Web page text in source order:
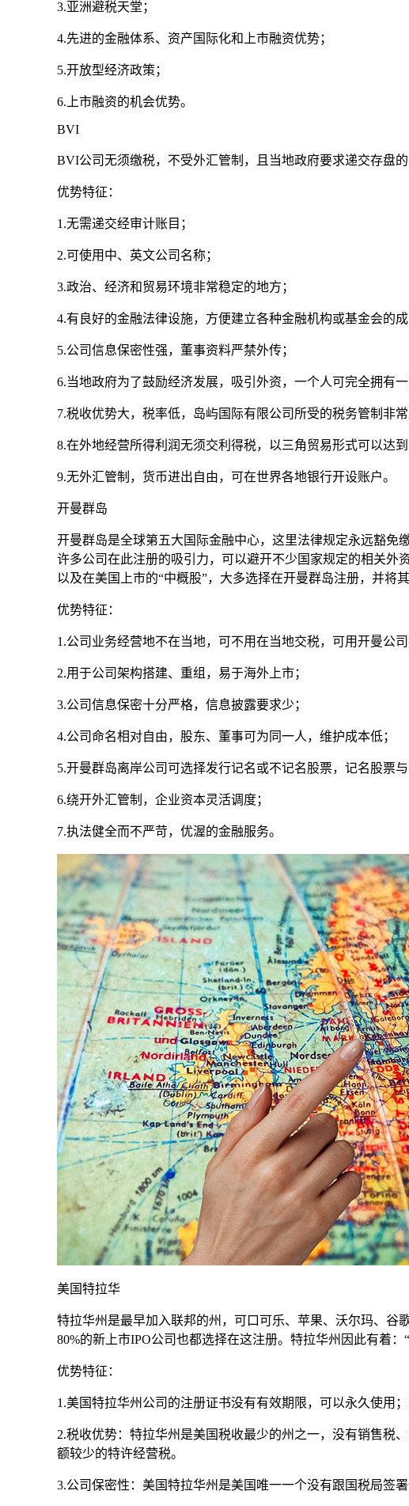
3.亚洲避税天堂；
4.先进的金融体系、资产国际化和上市融资优势；
5.开放型经济政策；
6.上市融资的机会优势。
BVI
BVI公司无须缴税，不受外汇管制，且当地政府要求递交存盘
优势特征：
1.无需递交经审计账目；
2.可使用中、英文公司名称；
3.政治、经济和贸易环境非常稳定的地方；
4.有良好的金融法律设施，方便建立各种金融机构或基金会的成
5.公司信息保密性强，董事资料严禁外传；
6.当地政府为了鼓励经济发展，吸引外资，一个人可完全拥有一
7.税收优势大，税率低，岛屿国际有限公司所受的税务管制非
8.在外地经营所得利润无须交利得税，以三角贸易形式可以达到
9.无外汇管制，货币进出自由，可在世界各地银行开设账户。
开曼群岛
开曼群岛是全球第五大国际金融中心，这里法律规定永远豁免
许多公司在此注册的吸引力，可以避开不少国家规定的相关外
以及在美国上市的“中概股”，大多选择在开曼群岛注册，并将
优势特征：
1.公司业务经营地不在当地，可不用在当地交税，可用开曼公司
2.用于公司架构搭建、重组，易于海外上市；
3.公司信息保密十分严格，信息披露要求少；
4.公司命名相对自由，股东、董事可为同一人，维护成本低；
5.开曼群岛离岸公司可选择发行记名或不记名股票，记名股票
6.绕开外汇管制，企业资本灵活调度；
7.执法健全而不严苛，优渥的金融服务。
美国特拉华
特拉华州是最早加入联邦的州，可口可乐、苹果、沃尔玛、谷
80%的新上市IPO公司也都选择在这注册。特拉华州因此有着：
优势特征：
1.美国特拉华州公司的注册证书没有有效期限，可以永久使用
2.税收优势：特拉华州是美国税收最少的州之一，没有销售税
额较少的特许经营税。
3.公司保密性：美国特拉华州是美国唯一一个没有跟国税局签